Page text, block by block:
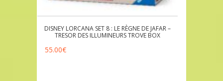
DISNEY LORCANA SET 8 : LE RÈGNE DE JAFAR –
TRESOR DES ILLUMINEURS TROVE BOX
55.00€